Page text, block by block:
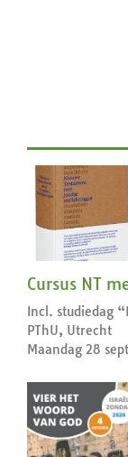
Cursus NT
Incl. studiedag
PThU, Utrecht
Maandag 28